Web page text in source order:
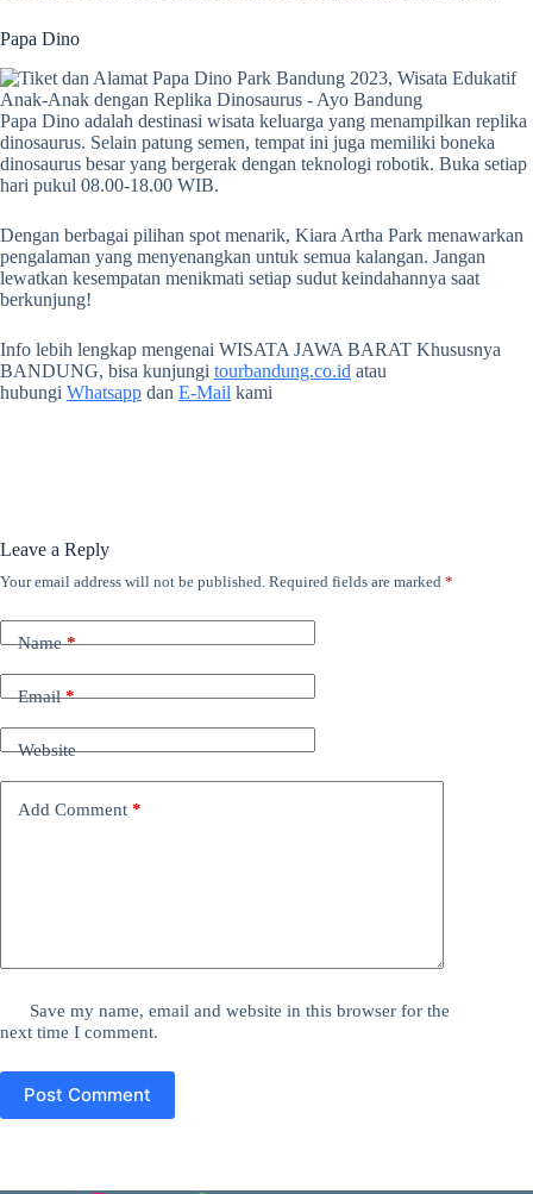
Papa Dino
Papa Dino adalah destinasi wisata keluarga yang menampilkan replika
dinosaurus. Selain patung semen, tempat ini juga memiliki boneka
dinosaurus besar yang bergerak dengan teknologi robotik. Buka setiap
hari pukul 08.00-18.00 WIB.
Dengan berbagai pilihan spot menarik, Kiara Artha Park menawarkan
pengalaman yang menyenangkan untuk semua kalangan. Jangan
lewatkan kesempatan menikmati setiap sudut keindahannya saat
berkunjung!
Info lebih lengkap mengenai WISATA JAWA BARAT Khususnya
BANDUNG, bisa kunjungi tourbandung.co.id atau
hubungi Whatsapp dan E-Mail kami
Leave a Reply
Your email address will not be published. Required fields are marked *
Name*
Email*
Website
Add Comment *
Save my name, email and website in this browser for the
next time I comment.
Post Comment